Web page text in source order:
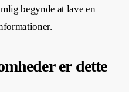
begynde at lave en
er dette